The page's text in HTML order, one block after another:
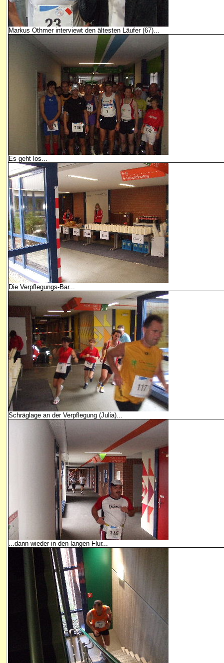
Markus Othmer interviewt den ältesten Läufer (67)...
Es geht los...
Die Verpflegungs-Bar...
Schräglage an der Verpflegung (Julia)...
...dann wieder in den langen Flur...